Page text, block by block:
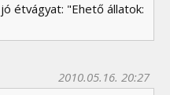
étvágyat: "Ehető állatok:
2010.05.16. 20:27